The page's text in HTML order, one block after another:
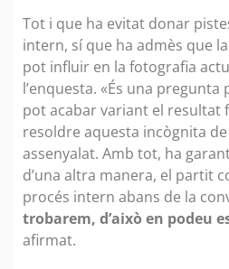
Tot i que ha evitat donar
intern, sí que ha admès que
pot influir en la fotografia
l’enquesta. «És una
pot acabar variant el resultat
resoldre aquesta incògnita de
assenyalat. Amb tot, ha
d’una altra manera, el partit
procés intern abans de la
trobarem, d’això en podeu
afirmat.